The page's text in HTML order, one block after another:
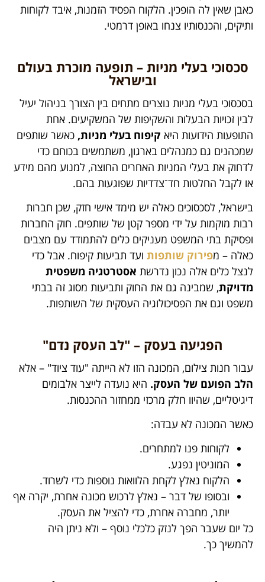
כאבן שאין לה הופכין. הלקוח הפסיד הזמנות, איבד לקוחות
ותיקים, והכנסותיו צנחו באופן דרמטי.
סכסוכי בעלי מניות – תופעה מוכרת בעולם
ובישראל
בסכסוכי בעלי מניות נוצרים מתחים בין הצורך בניהול יעיל
לבין זכויות הבעלות והשקיפות של המשקיעים. אחת
התופעות הידועות היא קיפוח בעלי מניות, כאשר שותפים
שמכהנים גם כמנהלים בארגון, משתמשים בכוחם כדי
לדחוק את בעלי המניות האחרים החוצה, למנוע מהם מידע
או לקבל החלטות חד־צדדיות שפוגעות בהם.
בישראל, לסכסוכים כאלה יש מימד אישי חזק, שכן חברות
רבות מוקמות על ידי מספר קטן של שותפים. חוק החברות
ופסיקת בתי המשפט מעניקים כלים להתמודד עם מצבים
כאלה – מפירוק שותפות ועד תביעות קיפוח. אבל כדי
לנצל כלים אלה נכון נדרשת אסטרטגיה משפטית
מדויקת, שמבינה גם את החוק ותביעות מסוג זה בבתי
משפט וגם את הפסיכולוגיה העסקית של השותפות.
הפגיעה בעסק – "לב העסק נדם"
עבור חנות צילום, המכונה הזו לא הייתה "עוד ציוד" – אלא
הלב הפועם של העסק. היא נועדה לייצר אלבומים
דיגיטליים, שהיוו חלק מרכזי ממחזור ההכנסות.
כאשר המכונה לא עבדה:
לקוחות פנו למתחרים.
המוניטין נפגע.
הלקוח נאלץ לקחת הלוואות נוספות כדי לשרוד.
ובסופו של דבר – נאלץ לרכוש מכונה אחרת, יקרה אף
יותר, מחברה אחרת, כדי להציל את העסק.
כל יום שעבר הפך לנזק כלכלי נוסף – ולא ניתן היה
להמשיך כך.